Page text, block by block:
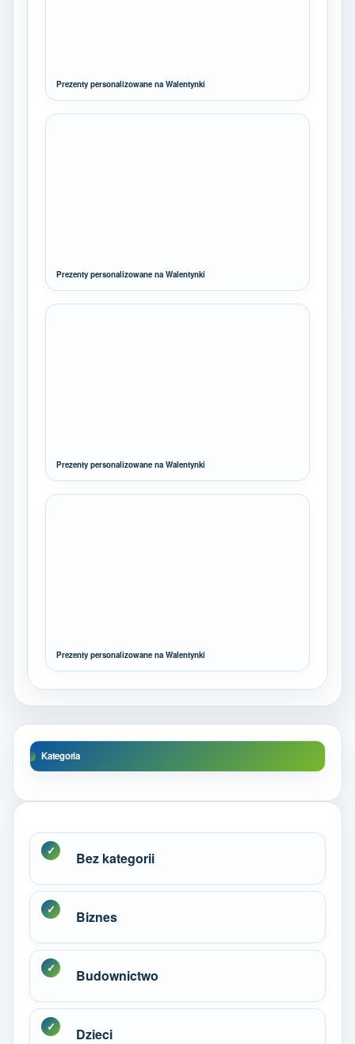
Prezenty personalizowane na Walentynki
Prezenty personalizowane na Walentynki
Prezenty personalizowane na Walentynki
Prezenty personalizowane na Walentynki
Kategoria
Bez kategorii
Biznes
Budownictwo
Dzieci